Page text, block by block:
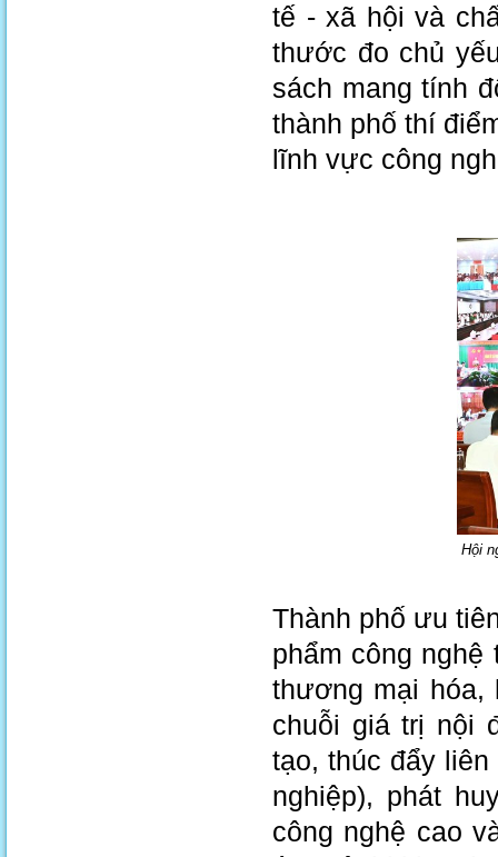
tế - xã hội và
thước đo chủ
sách mang tính
thành phố thí
lĩnh vực công
Hội
Thành phố ưu
phẩm công
thương mại hóa,
chuỗi giá trị nội
tạo, thúc đẩy liên
nghiệp), phát
công nghệ cao